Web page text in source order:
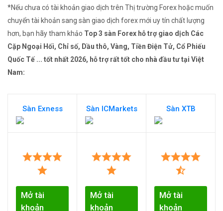
*Nếu chưa có tài khoản giao dịch trên Thị trường Forex hoặc muốn
chuyển tài khoản sang sàn giao dịch forex mới uy tín chất lượng
hơn, bạn hãy tham khảo Top 3 sàn Forex hỗ trợ giao dịch Các
Cặp Ngoại Hối, Chỉ số, Dầu thô, Vàng, Tiền Điện Tử, Cổ Phiếu
Quốc Tế ... tốt nhất 2026, hỗ trợ rất tốt cho nhà đầu tư tại Việt
Nam:
Sàn Exness Sàn ICMarkets Sàn XTB
Mở tài
khoản
Mở tài
khoản
Mở tài
khoản